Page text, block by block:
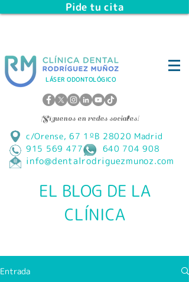
Pide tu cita
LÁSER ODONTOLÓGICO
¡Síguenos en redes sociales!
c/Orense, 67 1ºB 28020 Madrid
915 569 477 640 704 908
info@dentalrodriguezmunoz.com
EL BLOG DE LA
CLÍNICA
Entrada